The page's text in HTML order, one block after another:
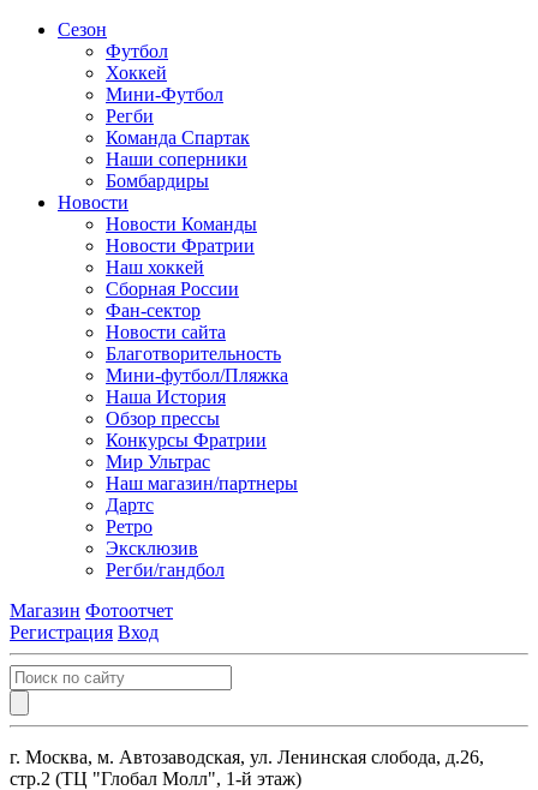
Сезон
Футбол
Хоккей
Мини-Футбол
Регби
Команда Спартак
Наши соперники
Бомбардиры
Новости
Новости Команды
Новости Фратрии
Наш хоккей
Сборная России
Фан-cектор
Новости сайта
Благотворительность
Мини-футбол/Пляжка
Наша История
Обзор прессы
Конкурсы Фратрии
Мир Ультрас
Наш магазин/партнеры
Дартс
Ретро
Эксклюзив
Регби/гандбол
Магазин Фотоотчет
Регистрация Вход
г. Москва, м. Автозаводская, ул. Ленинская слобода, д.26,
стр.2 (ТЦ "Глобал Молл", 1-й этаж)